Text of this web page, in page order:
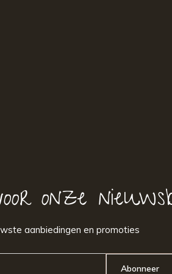
onze
aanbiedingen en promoties
Abonneer